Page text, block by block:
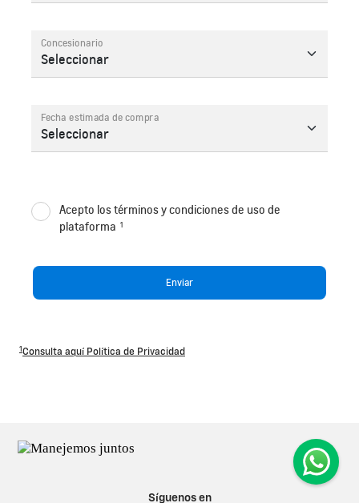
1 Consulta aquí Política de Privacidad